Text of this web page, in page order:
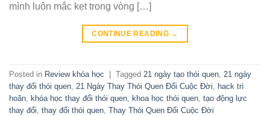
mình luôn mắc kẹt trong vòng […]
CONTINUE READING →
Posted in Review khóa học Tagged 21 ngày tạo thói quen, 21 ngày
thay đổi thói quen, 21 Ngày Thay Thói Quen Đổi Cuộc Đời, hack trì
hoãn, khóa học thay đổi thói quen, khoa học thói quen, tạo động lực
thay đổi, thay đổi thói quen, Thay Thói Quen Đổi Cuộc Đời